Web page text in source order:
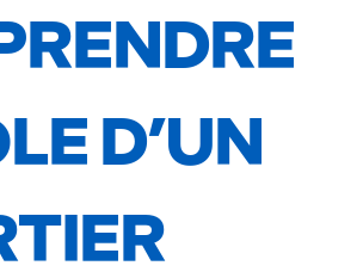
D’UN